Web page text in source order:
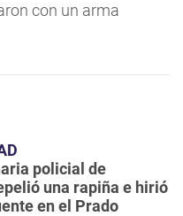
con un arma
policial de
una rapiña e hirió
en el Prado